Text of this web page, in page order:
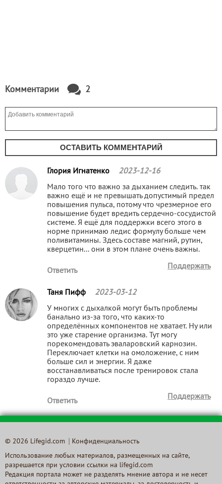
Комментарии 2
ОСТАВИТЬ КОММЕНТАРИЙ
Глория Игнатенко 2023-12-16
Мало того что важно за дыханием следить. так
важно ещё и не превышать допустимый предел
повышения пульса, потому что чрезмерное его
повышение будет вредить сердечно-сосудистой
системе. Я ещё для поддержки всего этого в
норме принимаю ледис формулу больше чем
поливитамины. Здесь составе магний, рутин,
кверцетин... они в этом плане очень важны.
Ответить
Поддержать
Таня Пифф 2023-03-12
У многих с дыхалкой могут быть проблемы
банально из-за того, что каких-то
определённых компонентов не хватает. Ну или
это уже старение организма. Тут могу
порекомендовать эваларовский карнозин.
Переключает клетки на омоложение, с ним
больше сил и энергии. Я даже
восстанавливаться после тренировок стала
гораздо лучше.
Ответить
Поддержать
© 2026 Lifegid.com Конфиденциальность
Использование любых материалов, размещенных на сайте,
разрешается при условии ссылки на lifegid.com
Редакция портала может не разделять мнение автора и не несет